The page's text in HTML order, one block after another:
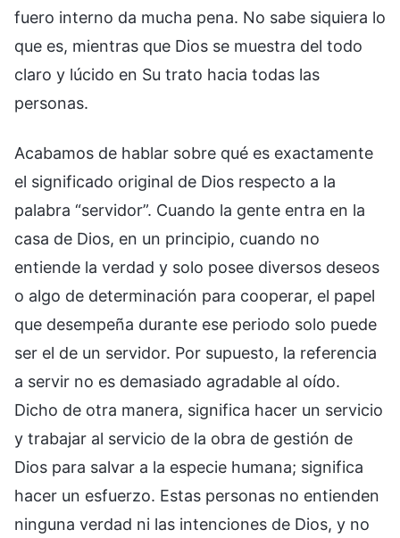
fuero interno da mucha pena. No sabe siquiera lo
que es, mientras que Dios se muestra del todo
claro y lúcido en Su trato hacia todas las
personas.
Acabamos de hablar sobre qué es exactamente
el significado original de Dios respecto a la
palabra “servidor”. Cuando la gente entra en la
casa de Dios, en un principio, cuando no
entiende la verdad y solo posee diversos deseos
o algo de determinación para cooperar, el papel
que desempeña durante ese periodo solo puede
ser el de un servidor. Por supuesto, la referencia
a servir no es demasiado agradable al oído.
Dicho de otra manera, significa hacer un servicio
y trabajar al servicio de la obra de gestión de
Dios para salvar a la especie humana; significa
hacer un esfuerzo. Estas personas no entienden
ninguna verdad ni las intenciones de Dios, y no